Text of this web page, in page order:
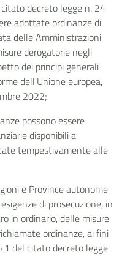
decreto legge n. 24
adottate ordinanze di
delle Amministrazioni
derogatorie negli
dei principi generali
dell'Unione europea,
2022;
possono essere
disponibili a
tempestivamente alle
e Province autonome
di prosecuzione, in
in ordinario, delle misure
ordinanze, ai fini
del citato decreto legge